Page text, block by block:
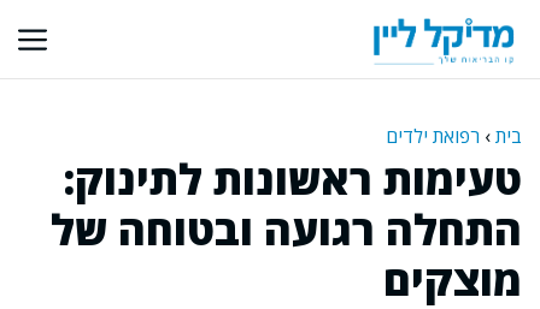
לתוכן
בית› רפואת ילדים
טעימות ראשונות לתינוק:
התחלה רגועה ובטוחה של
מוצקים